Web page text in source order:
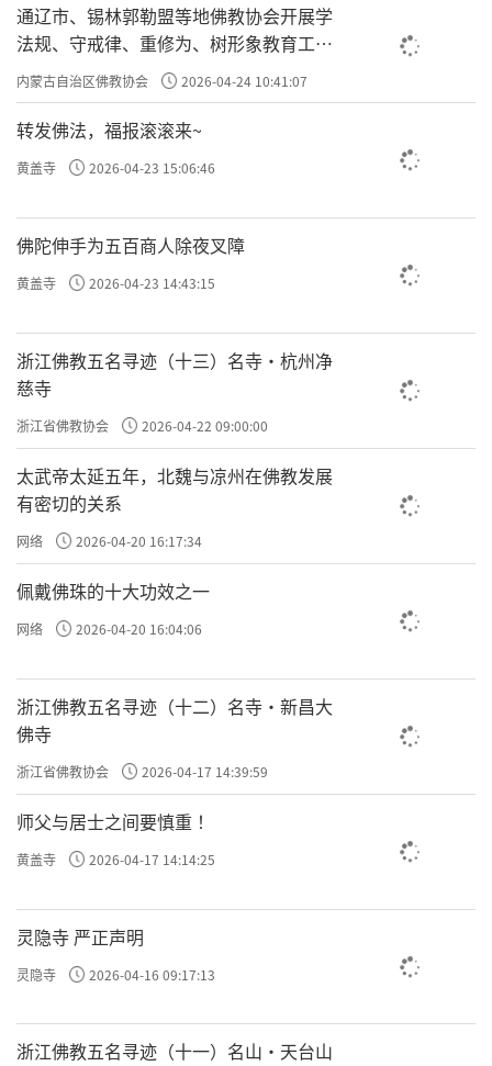
通辽市、锡林郭勒盟等地佛教协会开展学
法规、守戒律、重修为、树形象教育工作
专题学习会
内蒙古自治区佛教协会 2026-04-24 10:41:07
转发佛法，福报滚滚来~
黄盖寺 2026-04-23 15:06:46
佛陀伸手为五百商人除夜叉障
黄盖寺 2026-04-23 14:43:15
浙江佛教五名寻迹（十三）名寺·杭州净
慈寺
浙江省佛教协会 2026-04-22 09:00:00
太武帝太延五年，北魏与凉州在佛教发展
有密切的关系
网络 2026-04-20 16:17:34
佩戴佛珠的十大功效之一
网络 2026-04-20 16:04:06
浙江佛教五名寻迹（十二）名寺·新昌大
佛寺
浙江省佛教协会 2026-04-17 14:39:59
师父与居士之间要慎重 ！
黄盖寺 2026-04-17 14:14:25
灵隐寺 严正声明
灵隐寺 2026-04-16 09:17:13
浙江佛教五名寻迹（十一）名山·天台山